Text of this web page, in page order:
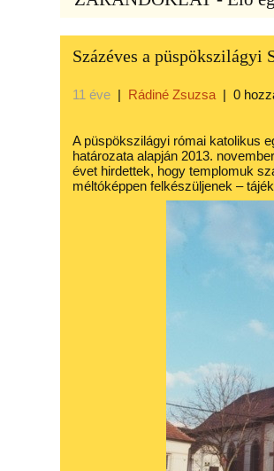
Százéves a püspökszilágyi
11 éve | Rádiné Zsuzsa | 0
A püspökszilágyi római katolikus
határozata alapján 2013.
évet hirdettek, hogy templomuk
méltóképpen felkészüljenek –